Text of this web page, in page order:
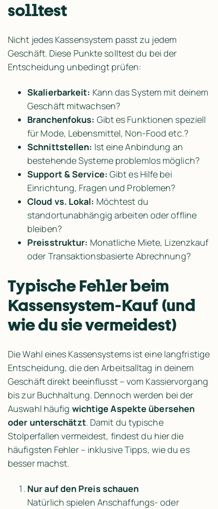
solltest
Nicht jedes Kassensystem passt zu jedem
Geschäft. Diese Punkte solltest du bei der
Entscheidung unbedingt prüfen:
Skalierbarkeit: Kann das System mit deinem
Geschäft mitwachsen?
Branchenfokus: Gibt es Funktionen speziell
für Mode, Lebensmittel, Non-Food etc.?
Schnittstellen: Ist eine Anbindung an
bestehende Systeme problemlos möglich?
Support & Service: Gibt es Hilfe bei
Einrichtung, Fragen und Problemen?
Cloud vs. Lokal: Möchtest du
standortunabhängig arbeiten oder offline
bleiben?
Preisstruktur: Monatliche Miete, Lizenzkauf
oder Transaktionsbasierte Abrechnung?
Typische Fehler beim
Kassensystem-Kauf (und
wie du sie vermeidest)
Die Wahl eines Kassensystems ist eine langfristige
Entscheidung, die den Arbeitsalltag in deinem
Geschäft direkt beeinflusst – vom Kassiervorgang
bis zur Buchhaltung. Dennoch werden bei der
Auswahl häufig wichtige Aspekte übersehen
oder unterschätzt. Damit du typische
Stolperfallen vermeidest, findest du hier die
häufigsten Fehler – inklusive Tipps, wie du es
besser machst.
Nur auf den Preis schauen
Natürlich spielen Anschaffungs- oder